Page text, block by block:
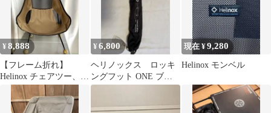
¥8,888
【フレーム折れ】
Helinox チェアツー、ビ
ブラムボール
¥6,800
ヘリノックス ロッキ
ングフット ONE ブラ
ック
現在 ¥9,280
Helinox モンベル